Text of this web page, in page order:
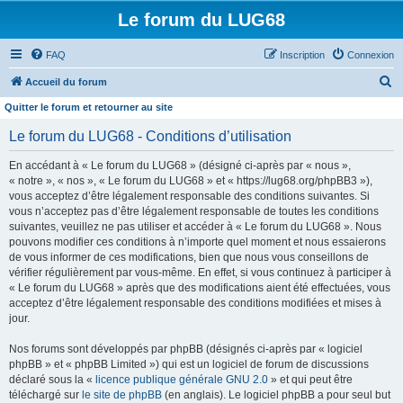
Le forum du LUG68
FAQ Connexion
Inscription
Accueil du forum
Quitter le forum et retourner au site
Le forum du LUG68 - Conditions d’utilisation
En accédant à « Le forum du LUG68 » (désigné ci-après par « nous »,
« notre », « nos », « Le forum du LUG68 » et « https://lug68.org/phpBB3 »),
vous acceptez d’être légalement responsable des conditions suivantes. Si
vous n’acceptez pas d’être légalement responsable de toutes les conditions
suivantes, veuillez ne pas utiliser et accéder à « Le forum du LUG68 ». Nous
pouvons modifier ces conditions à n’importe quel moment et nous essaierons
de vous informer de ces modifications, bien que nous vous conseillons de
vérifier régulièrement par vous-même. En effet, si vous continuez à participer à
« Le forum du LUG68 » après que des modifications aient été effectuées, vous
acceptez d’être légalement responsable des conditions modifiées et mises à
jour.
Nos forums sont développés par phpBB (désignés ci-après par « logiciel
phpBB » et « phpBB Limited ») qui est un logiciel de forum de discussions
déclaré sous la « licence publique générale GNU 2.0 » et qui peut être
téléchargé sur le site de phpBB (en anglais). Le logiciel phpBB a pour seul but